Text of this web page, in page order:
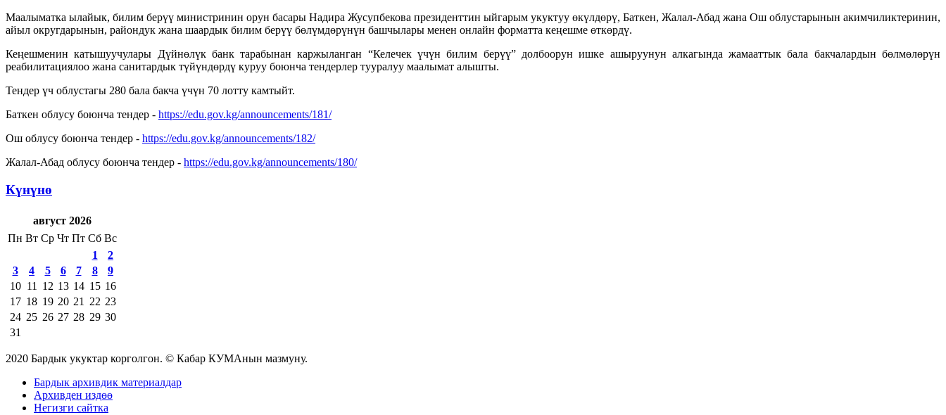
Маалыматка ылайык, билим берүү министринин орун басары Надира Жусупбекова президенттин ыйгарым укуктуу өкүлдөрү, Баткен, Жалал-Абад жана Ош облустарынын акимчиликтеринин,
айыл округдарынын, райондук жана шаардык билим берүү бөлүмдөрүнүн башчылары менен онлайн форматта кеңешме өткөрдү.
Кеңешменин катышуучулары Дүйнөлүк банк тарабынан каржыланган “Келечек үчүн билим берүү” долбоорун ишке ашыруунун алкагында жамааттык бала бакчалардын бөлмөлөрүн
реабилитациялоо жана санитардык түйүндөрдү куруу боюнча тендерлер тууралуу маалымат алышты.
Тендер үч облустагы 280 бала бакча үчүн 70 лотту камтыйт.
Баткен облусу боюнча тендер - https://edu.gov.kg/announcements/181/
Ош облусу боюнча тендер - https://edu.gov.kg/announcements/182/
Жалал-Абад облусу боюнча тендер - https://edu.gov.kg/announcements/180/
Күнүнө
август 2026
Пн Вт Ср Чт Пт Сб Вс
1
2
3
4 5 6 7 8
9
10 11 12 13 14 15 16
17 18 19 20 21 22 23
24 25 26 27 28 29 30
31
2020 Бардык укуктар корголгон. © Кабар КУМАнын мазмуну.
Бардык архивдик материалдар
Архивден издөө
Негизги сайтка